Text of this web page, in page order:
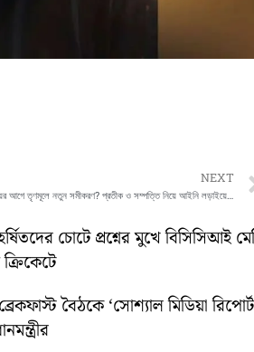
NEXT
একুশে জুলাইয়ের আগে তৃণমূলে নতুন সমীকরণ? প্রতীক ও সম্পত্তি নিয়ে আইনি লড়াইয়ের ইঙ্গিত সুদীপের
চোটে প্রশ্নের মুখে বিসিসিআই
বৈঠকে ‘সোশ্যাল মিডিয়া